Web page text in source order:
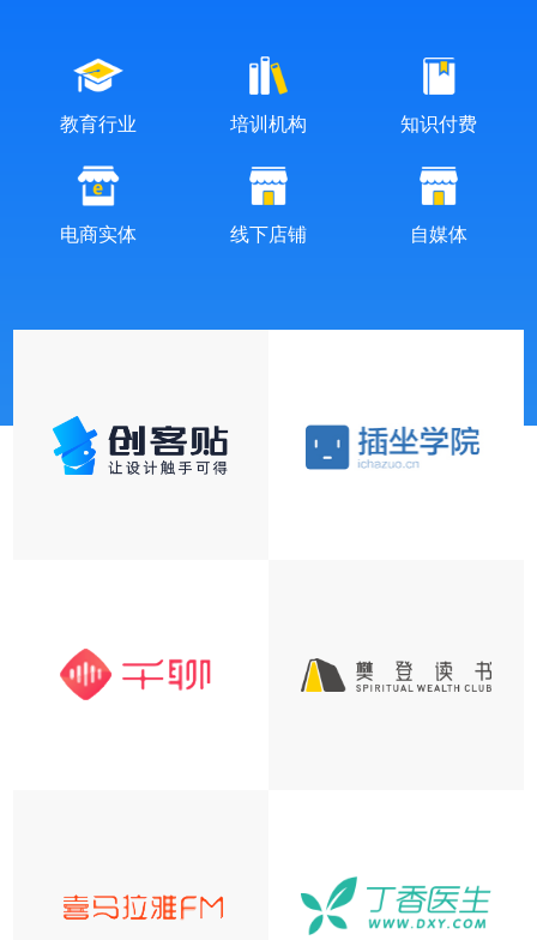
教育行业 培训机构 知识付费
电商实体 线下店铺 自媒体